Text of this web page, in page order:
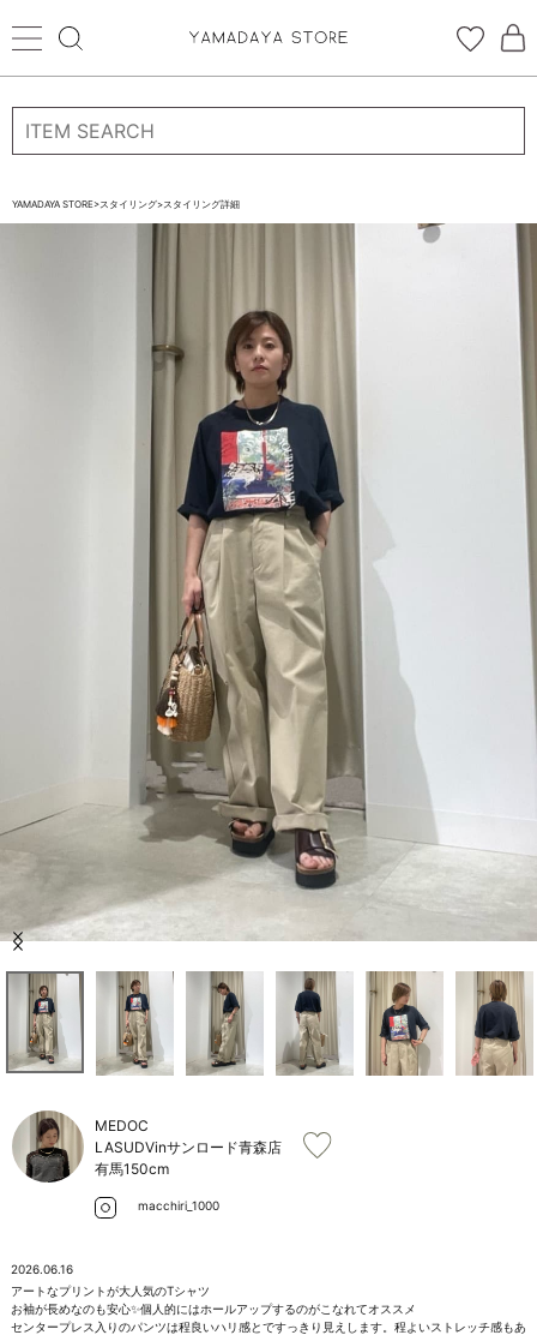
ログイン 新規会員登録
STORE BRAND・LABELから探す
店舗検索
ご利用ガイド/ヘルプ
YAMADAYA STORE>スタイリング>スタイリング詳細
Item
MEDOC
LASUDVinサンロード青森店
有馬150cm
macchiri_1000
2026.06.16
アートなプリントが大人気のTシャツ
お袖が長めなのも安心✨個人的にはホールアップするのがこなれてオススメ
センタープレス入りのパンツは程良いハリ感とですっきり見えします。程よいストレッチ感もあ